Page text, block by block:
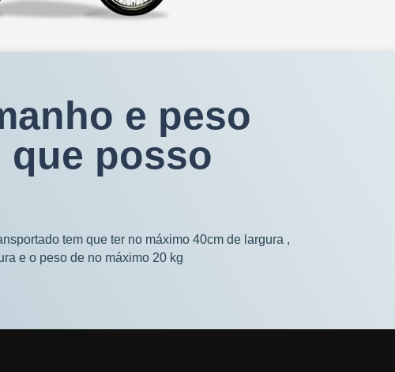
e peso
que posso
tem que ter no máximo 40cm de largura ,
e o peso de no máximo 20 kg